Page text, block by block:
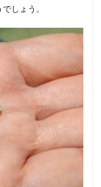
しょう。